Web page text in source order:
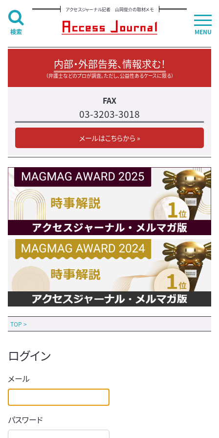
アクセスジャーナル記者 山岡俊介の取材メモ
内部・外部告発、情報求む！
（弁護士などのプロが調査。ただし、公益性あるケースに限る）
FAX
03-3203-3018
メールはこちらから »
TOP >
ログイン
メール
パスワード
MENU
検索